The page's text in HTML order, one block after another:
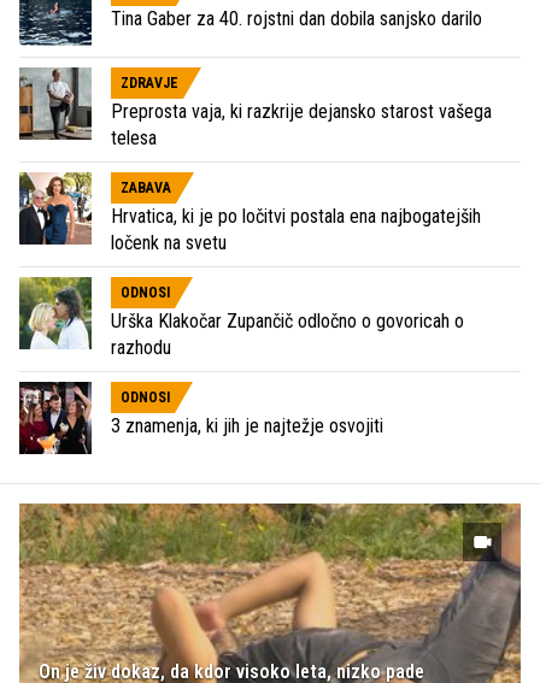
Tina Gaber za 40. rojstni dan dobila sanjsko darilo
ZDRAVJE
Preprosta vaja, ki razkrije dejansko starost vašega
telesa
ZABAVA
Hrvatica, ki je po ločitvi postala ena najbogatejših
ločenk na svetu
ODNOSI
Urška Klakočar Zupančič odločno o govoricah o
razhodu
ODNOSI
3 znamenja, ki jih je najtežje osvojiti
On je živ dokaz, da kdor visoko leta, nizko pade